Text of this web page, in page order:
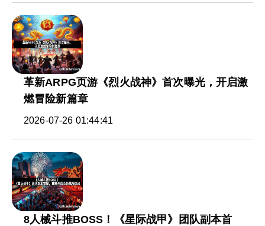
革新ARPG页游《烈火战神》首次曝光，开启激
燃冒险新篇章
2026-07-26 01:44:41
8人械斗推BOSS！《星际战甲》团队副本首